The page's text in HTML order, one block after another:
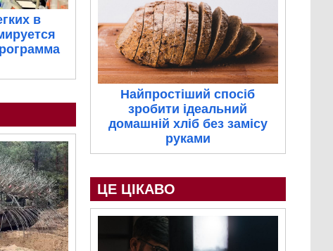
в
Найпростіший спосіб
зробити ідеальний
домашній хліб без замісу
руками
ЦЕ ЦІКАВО